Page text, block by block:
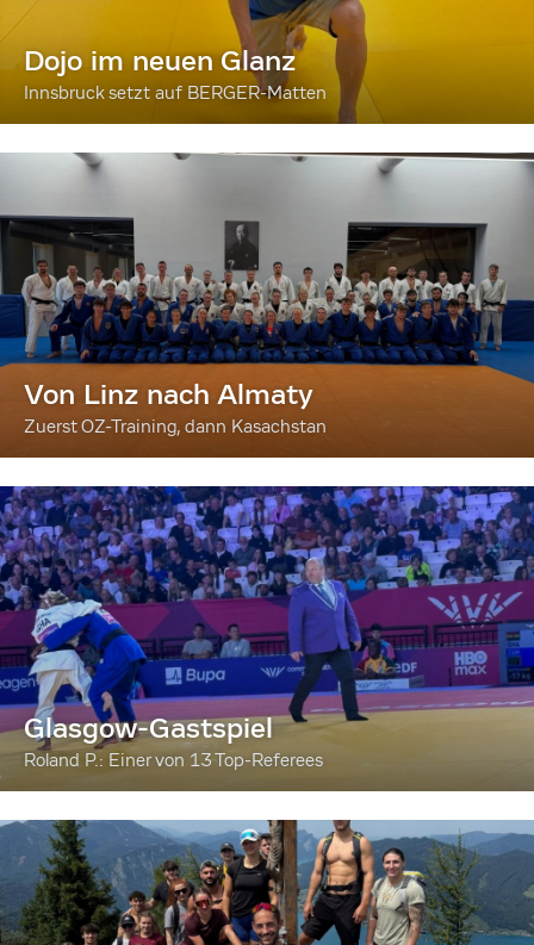
Dojo im neuen Glanz
Innsbruck setzt auf BERGER-Matten
Von Linz nach Almaty
Zuerst OZ-Training, dann Kasachstan
Glasgow-Gastspiel
Roland P.: Einer von 13 Top-Referees